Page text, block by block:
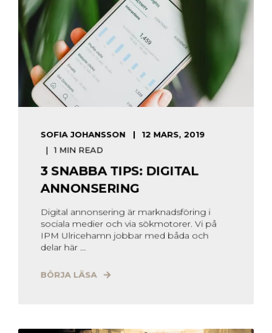
SOFIA JOHANSSON 12 MARS, 2019
1 MIN READ
3 SNABBA TIPS: DIGITAL
ANNONSERING
Digital annonsering är marknadsföring i
sociala medier och via sökmotorer. Vi på
IPM Ulricehamn jobbar med båda och
delar här ...
BÖRJA LÄSA